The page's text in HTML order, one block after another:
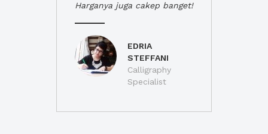
Harganya juga cakep banget!
EDRIA
STEFFANI
Calligraphy
Specialist